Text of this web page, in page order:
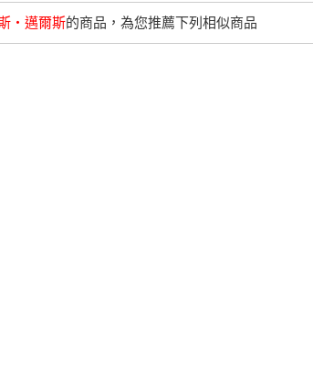
4
‧邁爾斯的商品，為您推薦下列相似商品